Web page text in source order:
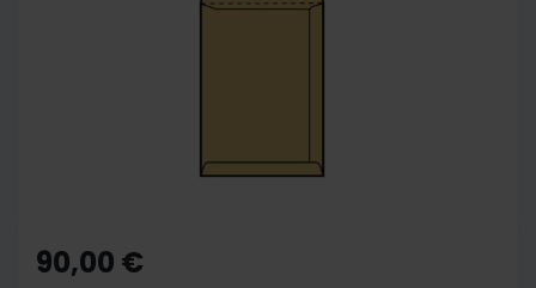
the
beginning
90,00 €